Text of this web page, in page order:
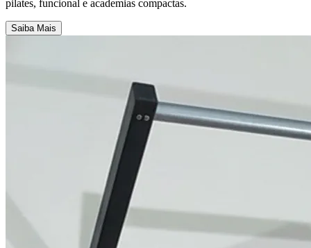
pilates, funcional e academias compactas.
Saiba Mais